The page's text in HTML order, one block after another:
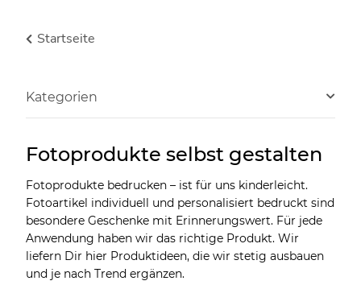
Startseite
Fotoprodukte selbst gestalten
Fotoprodukte bedrucken – ist für uns kinderleicht.
Fotoartikel individuell und personalisiert bedruckt sind
besondere Geschenke mit Erinnerungswert. Für jede
Anwendung haben wir das richtige Produkt. Wir
liefern Dir hier Produktideen, die wir stetig ausbauen
und je nach Trend ergänzen.
Kategorien